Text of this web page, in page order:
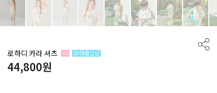
로하디 카라 셔츠
44,800원